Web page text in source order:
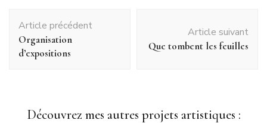
d'article
Article précédent
Organisation
d’expositions
Article suivant
Que tombent les feuilles
Découvrez mes autres projets artistiques :